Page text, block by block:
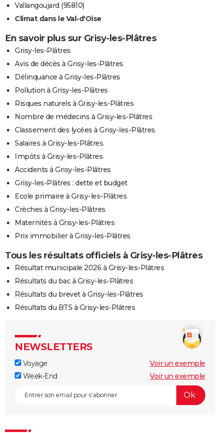
Vallangoujard (95810)
Climat dans le Val-d'Oise
En savoir plus sur Grisy-les-Plâtres
Grisy-les-Plâtres
Avis de décès à Grisy-les-Plâtres
Délinquance à Grisy-les-Plâtres
Pollution à Grisy-les-Plâtres
Risques naturels à Grisy-les-Plâtres
Nombre de médecins à Grisy-les-Plâtres
Classement des lycées à Grisy-les-Plâtres
Salaires à Grisy-les-Plâtres
Impôts à Grisy-les-Plâtres
Accidents à Grisy-les-Plâtres
Grisy-les-Plâtres : dette et budget
Ecole primaire à Grisy-les-Plâtres
Crèches à Grisy-les-Plâtres
Maternités à Grisy-les-Plâtres
Prix immobilier à Grisy-les-Plâtres
Tous les résultats officiels à Grisy-les-Plâtres
Résultat municipale 2026 à Grisy-les-Plâtres
Résultats du bac à Grisy-les-Plâtres
Résultats du brevet à Grisy-les-Plâtres
Résultats du BTS à Grisy-les-Plâtres
NEWSLETTERS
Voyage
Voir un exemple
Week-End
Voir un exemple